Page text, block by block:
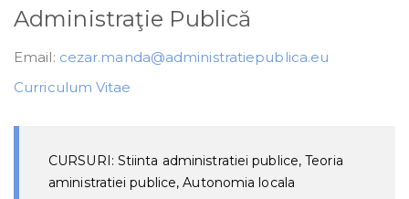
Administraţie Publică
Email: cezar.manda@administratiepublica.eu
Curriculum Vitae
CURSURI: Stiinta administratiei publice, Teoria
aministratiei publice, Autonomia locala